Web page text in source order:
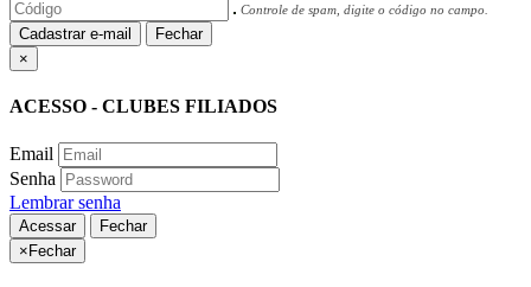
Controle de spam, digite o código no campo.
Cadastrar e-mail
Fechar
×
ACESSO - CLUBES FILIADOS
Email
Senha
Lembrar senha
Acessar
Fechar
× Fechar